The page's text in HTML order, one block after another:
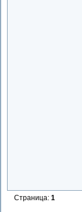
Страница:1